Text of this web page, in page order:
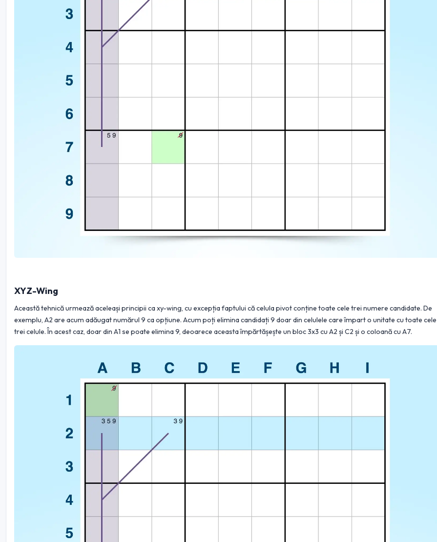
XYZ-Wing
Această tehnică urmează aceleași principii ca xy-wing, cu excepția faptului că celula pivot conține toate cele trei numere candidate. De
exemplu, A2 are acum adăugat numărul 9 ca opțiune. Acum poți elimina candidați 9 doar din celulele care împart o unitate cu toate cele
trei celule. În acest caz, doar din A1 se poate elimina 9, deoarece aceasta împărtășește un bloc 3x3 cu A2 și C2 și o coloană cu A7.